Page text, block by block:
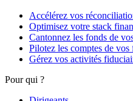
Accélérez vos
Optimisez votre stack
Cantonnez les fonds de
Pilotez les comptes de
Gérez vos activités
Pour qui ?